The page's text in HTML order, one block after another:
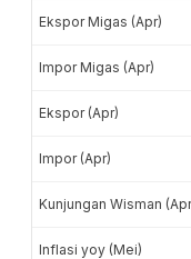
Ekspor Migas (Apr)
Impor Migas (Apr)
Ekspor (Apr)
Impor (Apr)
Kunjungan Wisman
Inflasi yoy (Mei)